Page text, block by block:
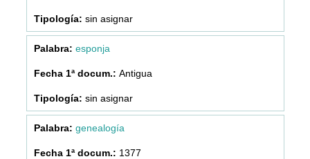
sin asignar
esponja
Antigua
sin asignar
genealogía
1377